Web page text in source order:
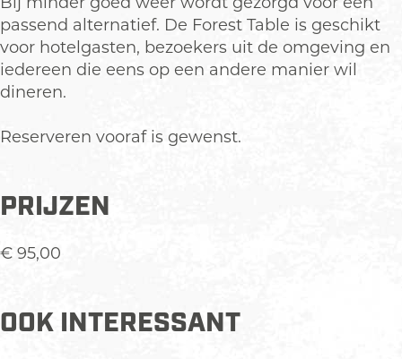
passend alternatief. De Forest Table is geschikt
voor hotelgasten, bezoekers uit de omgeving en
iedereen die eens op een andere manier wil
dineren.
Reserveren vooraf is gewenst.
PRIJZEN
€ 95,00
OOK INTERESSANT